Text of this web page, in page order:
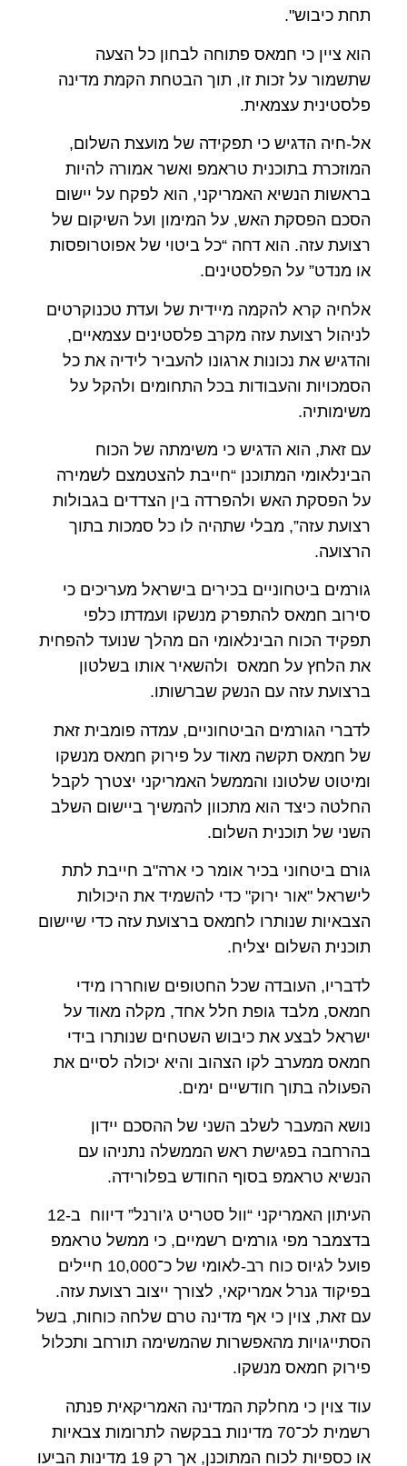
תחת כיבוש".
הוא ציין כי חמאס פתוחה לבחון כל הצעה
שתשמור על זכות זו, תוך הבטחת הקמת מדינה
פלסטינית עצמאית.
אל-חיה הדגיש כי תפקידה של מועצת השלום,
המוזכרת בתוכנית טראמפ ואשר אמורה להיות
בראשות הנשיא האמריקני, הוא לפקח על יישום
הסכם הפסקת האש, על המימון ועל השיקום של
רצועת עזה. הוא דחה “כל ביטוי של אפוטרופסות
או מנדט” על הפלסטינים.
אלחיה קרא להקמה מיידית של ועדת טכנוקרטים
לניהול רצועת עזה מקרב פלסטינים עצמאיים,
והדגיש את נכונות ארגונו להעביר לידיה את כל
הסמכויות והעבודות בכל התחומים ולהקל על
משימותיה.
עם זאת, הוא הדגיש כי משימתה של הכוח
הבינלאומי המתוכנן “חייבת להצטמצם לשמירה
על הפסקת האש ולהפרדה בין הצדדים בגבולות
רצועת עזה”, מבלי שתהיה לו כל סמכות בתוך
הרצועה.
גורמים ביטחוניים בכירים בישראל מעריכים כי
סירוב חמאס להתפרק מנשקו ועמדתו כלפי
תפקיד הכוח הבינלאומי הם מהלך שנועד להפחית
את הלחץ על חמאס ולהשאיר אותו בשלטון
ברצועת עזה עם הנשק שברשותו.
לדברי הגורמים הביטחוניים, עמדה פומבית זאת
של חמאס תקשה מאוד על פירוק חמאס מנשקו
ומיטוט שלטונו והממשל האמריקני יצטרך לקבל
החלטה כיצד הוא מתכוון להמשיך ביישום השלב
השני של תוכנית השלום.
גורם ביטחוני בכיר אומר כי ארה"ב חייבת לתת
לישראל "אור ירוק" כדי להשמיד את היכולות
הצבאיות שנותרו לחמאס ברצועת עזה כדי שיישום
תוכנית השלום יצליח.
לדבריו, העובדה שכל החטופים שוחררו מידי
חמאס, מלבד גופת חלל אחד, מקלה מאוד על
ישראל לבצע את כיבוש השטחים שנותרו בידי
חמאס ממערב לקו הצהוב והיא יכולה לסיים את
הפעולה בתוך חודשיים ימים.
נושא המעבר לשלב השני של ההסכם יידון
בהרחבה בפגישת ראש הממשלה נתניהו עם
הנשיא טראמפ בסוף החודש בפלורידה.
העיתון האמריקני “וול סטריט ג’ורנל” דיווח ב-12
בדצמבר מפי גורמים רשמיים, כי ממשל טראמפ
פועל לגיוס כוח רב-לאומי של כ־10,000 חיילים
בפיקוד גנרל אמריקאי, לצורך ייצוב רצועת עזה.
עם זאת, צוין כי אף מדינה טרם שלחה כוחות, בשל
הסתייגויות מהאפשרות שהמשימה תורחב ותכלול
פירוק חמאס מנשקו.
עוד צוין כי מחלקת המדינה האמריקאית פנתה
רשמית לכ־70 מדינות בבקשה לתרומות צבאיות
או כספיות לכוח המתוכנן, אך רק 19 מדינות הביעו